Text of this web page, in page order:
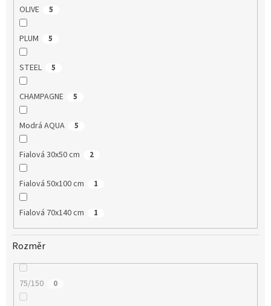
OLIVE 5
PLUM 5
STEEL 5
CHAMPAGNE 5
Modrá AQUA 5
Fialová 30x50 cm 2
Fialová 50x100 cm 1
Fialová 70x140 cm 1
Rozměr
75/150 0